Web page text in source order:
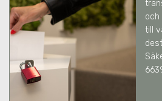
och
till